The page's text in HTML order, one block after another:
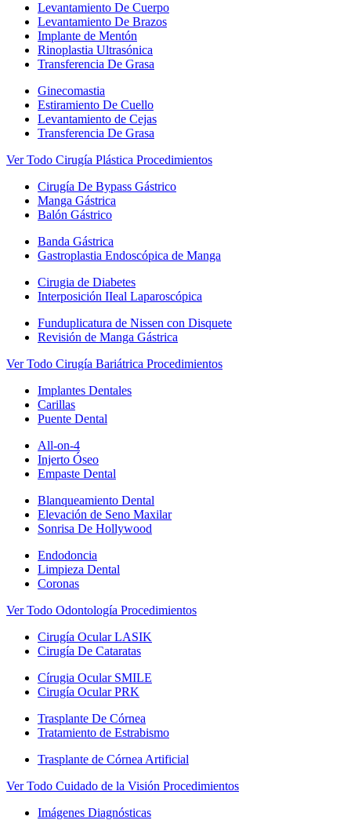
Levantamiento De Cuerpo
Levantamiento De Brazos
Implante de Mentón
Rinoplastia Ultrasónica
Transferencia De Grasa
Ginecomastia
Estiramiento De Cuello
Levantamiento de Cejas
Transferencia De Grasa
Ver Todo Cirugía Plástica Procedimientos
Cirugía De Bypass Gástrico
Manga Gástrica
Balón Gástrico
Banda Gástrica
Gastroplastia Endoscópica de Manga
Cirugia de Diabetes
Interposición IIeal Laparoscópica
Funduplicatura de Nissen con Disquete
Revisión de Manga Gástrica
Ver Todo Cirugía Bariátrica Procedimientos
Implantes Dentales
Carillas
Puente Dental
All-on-4
Injerto Óseo
Empaste Dental
Blanqueamiento Dental
Elevación de Seno Maxilar
Sonrisa De Hollywood
Endodoncia
Limpieza Dental
Coronas
Ver Todo Odontología Procedimientos
Cirugía Ocular LASIK
Cirugía De Cataratas
Círugia Ocular SMILE
Cirugía Ocular PRK
Trasplante De Córnea
Tratamiento de Estrabismo
Trasplante de Córnea Artificial
Ver Todo Cuidado de la Visión Procedimientos
Imágenes Diagnósticas